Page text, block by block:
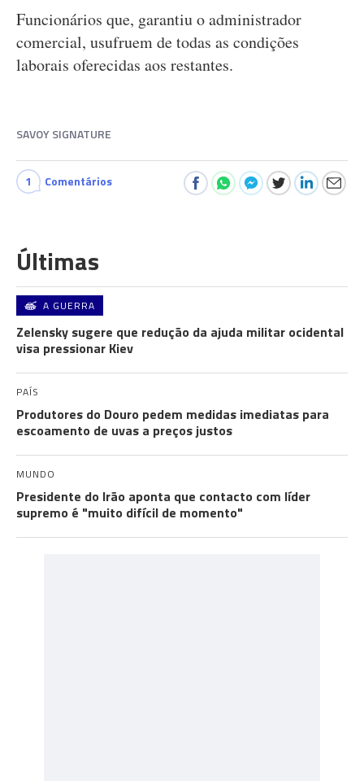
Funcionários que, garantiu o administrador
comercial, usufruem de todas as condições
laborais oferecidas aos restantes.
SAVOY SIGNATURE
1 Comentários
Últimas
A GUERRA
Zelensky sugere que redução da ajuda militar ocidental
visa pressionar Kiev
PAÍS
Produtores do Douro pedem medidas imediatas para
escoamento de uvas a preços justos
MUNDO
Presidente do Irão aponta que contacto com líder
supremo é "muito difícil de momento"